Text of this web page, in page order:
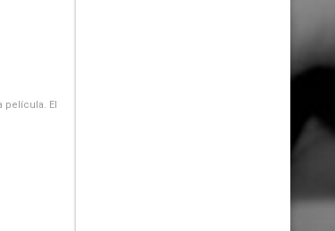
película. El